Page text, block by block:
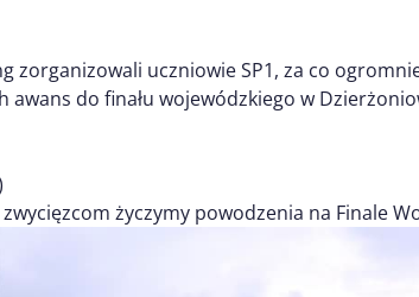
zorganizowali uczniowie SP1, za co
awans do finału wojewódzkiego w
życzymy powodzenia na Finale